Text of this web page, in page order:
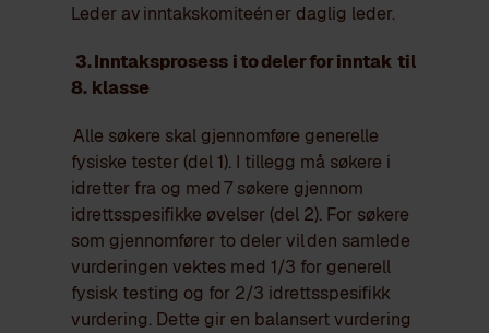
Leder av inntakskomiteén er daglig leder.
3. Inntaksprosess i to deler for inntak til
8. klasse
Alle søkere skal gjennomføre generelle
fysiske tester (del 1). I tillegg må søkere i
idretter fra og med 7 søkere gjennom
idrettsspesifikke øvelser (del 2). For søkere
som gjennomfører to deler vil den samlede
vurderingen vektes med 1/3 for generell
fysisk testing og for 2/3 idrettsspesifikk
vurdering. Dette gir en balansert vurdering